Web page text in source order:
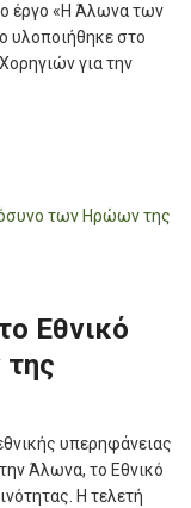
έργο «Η Άλωνα των
υλοποιήθηκε στο
για την
Εθνικό
υπερηφάνειας
Άλωνα, το Εθνικό
Η τελετή